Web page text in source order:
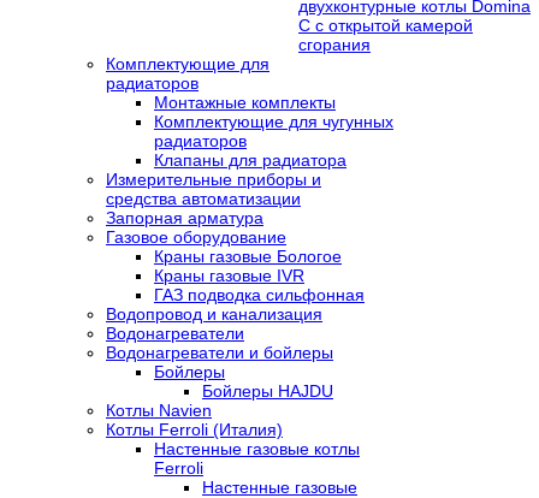
двухконтурные котлы Domina
C с открытой камерой
сгорания
Комплектующие для
радиаторов
Монтажные комплекты
Комплектующие для чугунных
радиаторов
Клапаны для радиатора
Измерительные приборы и
средства автоматизации
Запорная арматура
Газовое оборудование
Краны газовые Бологое
Краны газовые IVR
ГАЗ подводка сильфонная
Водопровод и канализация
Водонагреватели
Водонагреватели и бойлеры
Бойлеры
Бойлеры HAJDU
Котлы Navien
Котлы Ferroli (Италия)
Настенные газовые котлы
Ferroli
Настенные газовые